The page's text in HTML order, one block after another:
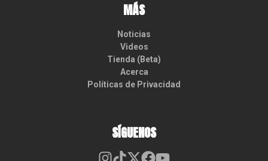
MÁS
Noticias
Videos
Tienda (Beta)
Acerca
Políticas de Privacidad
SÍGUENOS